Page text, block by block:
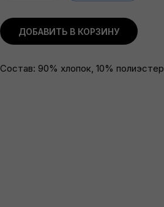
ДОБАВИТЬ В КОРЗИНУ
Состав: 90% хлопок, 10% полиэстер